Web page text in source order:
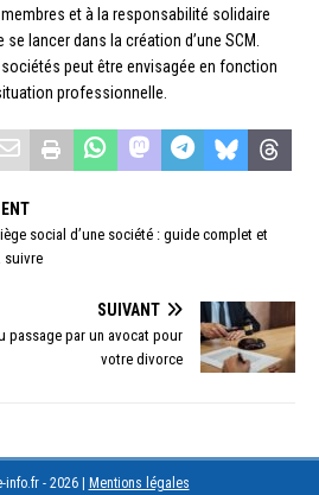
et à la responsabilité solidaire
lancer dans la création d’une SCM.
sociétés peut être envisagée en fonction
professionnelle.
social d’une société : guide complet et
suivre
SUIVANT
passage par un avocat pour
votre divorce
info.fr - 2026 Mentions légales